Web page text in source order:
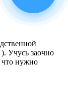
Учусь заочно
что нужно